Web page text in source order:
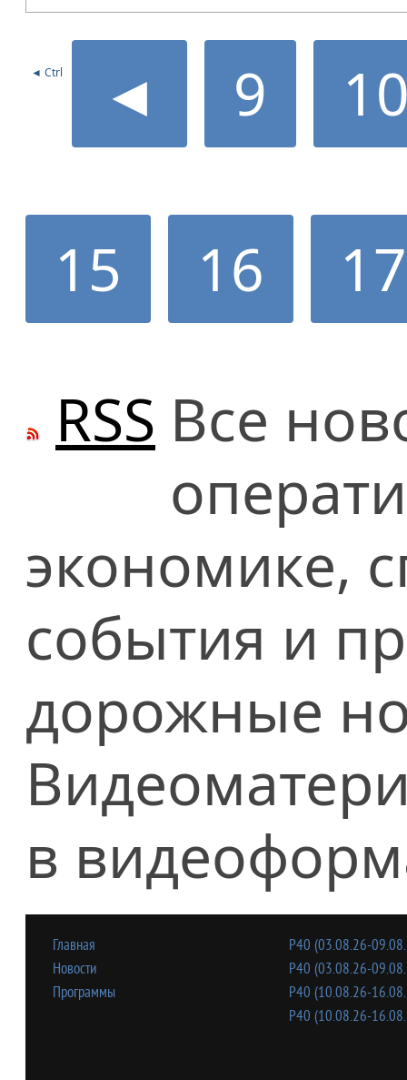
◄ Ctrl ◄ 9
15 16
17
RSS Все
экономике,
события и
дорожные
в
Главная
Новости
Программы
Р40 (03.08.26-
Р40 (03.08.26-
Р40 (10.08.26-
Р40 (10.08.26-